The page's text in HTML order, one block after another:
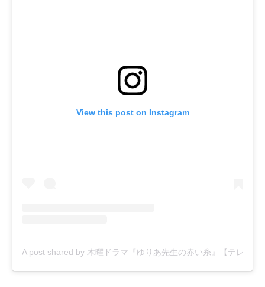
View this post on Instagram
A post shared by 木曜ドラマ『ゆりあ先生の赤い糸』【テレビ